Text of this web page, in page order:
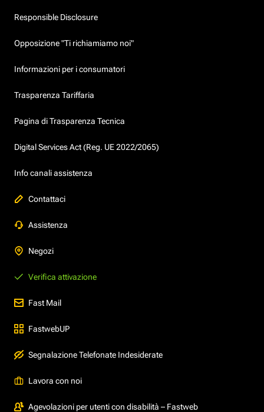
Responsible Disclosure
Opposizione "Ti richiamiamo noi"
Informazioni per i consumatori
Trasparenza Tariffaria
Pagina di Trasparenza Tecnica
Digital Services Act (Reg. UE 2022/2065)
Info canali assistenza
Contattaci
Assistenza
Negozi
Verifica attivazione
Fast Mail
FastwebUP
Segnalazione Telefonate Indesiderate
Lavora con noi
Agevolazioni per utenti con disabilità – Fastweb